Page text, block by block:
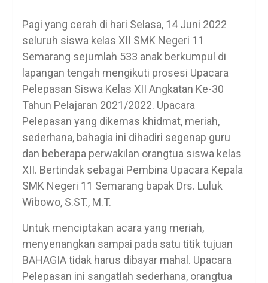
Pagi yang cerah di hari Selasa, 14 Juni 2022
seluruh siswa kelas XII SMK Negeri 11
Semarang sejumlah 533 anak berkumpul di
lapangan tengah mengikuti prosesi Upacara
Pelepasan Siswa Kelas XII Angkatan Ke-30
Tahun Pelajaran 2021/2022. Upacara
Pelepasan yang dikemas khidmat, meriah,
sederhana, bahagia ini dihadiri segenap guru
dan beberapa perwakilan orangtua siswa kelas
XII. Bertindak sebagai Pembina Upacara Kepala
SMK Negeri 11 Semarang bapak Drs. Luluk
Wibowo, S.ST., M.T.
Untuk menciptakan acara yang meriah,
menyenangkan sampai pada satu titik tujuan
BAHAGIA tidak harus dibayar mahal. Upacara
Pelepasan ini sangatlah sederhana, orangtua